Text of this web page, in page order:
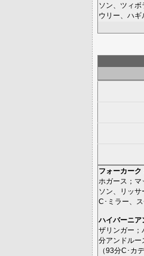
ソン
ツィボ
ウリー
ハギ
フォーカーク
ホガース ； マ
ソン
リッサ
C･ミラー
ハイバーニア
ザリンガー ；
分アンドルー
（93分C･カ